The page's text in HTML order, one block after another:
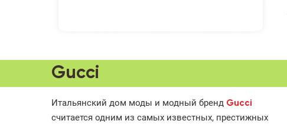
Gucci
Итальянский дом моды и модный бренд Gucci
считается одним из самых известных, престижных